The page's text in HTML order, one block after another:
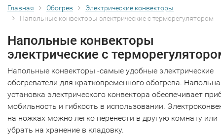
Главная Обогрев
Электрические конвекторы
Напольные конвекторы электрические с терморегулятором
Напольные конвекторы
электрические с
Напольные конвекторы -самые удобные электрические
обогреватели для кратковременного обогрева.
установка электрического конвектора обеспечивает
мобильность и гибкость в использовании.
на ножках можно легко перенести в другую комнату или
убрать на хранение в кладовку.